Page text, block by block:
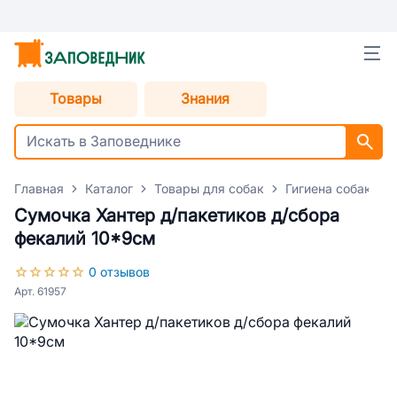
Товары Знания
Главная Каталог Товары для собак Гигиена собак
Сумочка Хантер д/пакетиков д/сбора
фекалий 10*9см
0 отзывов
Арт. 61957